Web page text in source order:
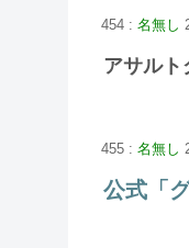
454 : 名無し
アサルト
455 : 名無し
公式「